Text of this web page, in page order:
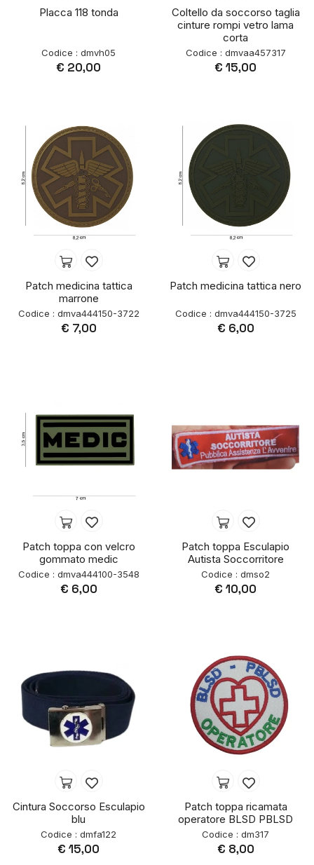
Placca 118 tonda
Codice : dmvh05
€ 20,00
Coltello da soccorso taglia
cinture rompi vetro lama
corta
Codice : dmvaa457317
€ 15,00
Patch medicina tattica
marrone
Codice : dmva444150-3722
€ 7,00
Patch medicina tattica nero
Codice : dmva444150-3725
€ 6,00
Patch toppa con velcro
gommato medic
Codice : dmva444100-3548
€ 6,00
Patch toppa Esculapio
Autista Soccorritore
Codice : dmso2
€ 10,00
Cintura Soccorso Esculapio
blu
Codice : dmfa122
€ 15,00
Patch toppa ricamata
operatore BLSD PBLSD
Codice : dm317
€ 8,00